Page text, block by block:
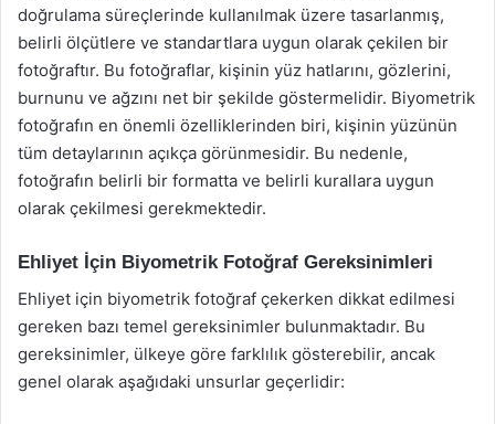
doğrulama süreçlerinde kullanılmak üzere tasarlanmış,
belirli ölçütlere ve standartlara uygun olarak çekilen bir
fotoğraftır. Bu fotoğraflar, kişinin yüz hatlarını, gözlerini,
burnunu ve ağzını net bir şekilde göstermelidir. Biyometrik
fotoğrafın en önemli özelliklerinden biri, kişinin yüzünün
tüm detaylarının açıkça görünmesidir. Bu nedenle,
fotoğrafın belirli bir formatta ve belirli kurallara uygun
olarak çekilmesi gerekmektedir.
Ehliyet İçin Biyometrik Fotoğraf Gereksinimleri
Ehliyet için biyometrik fotoğraf çekerken dikkat edilmesi
gereken bazı temel gereksinimler bulunmaktadır. Bu
gereksinimler, ülkeye göre farklılık gösterebilir, ancak
genel olarak aşağıdaki unsurlar geçerlidir: